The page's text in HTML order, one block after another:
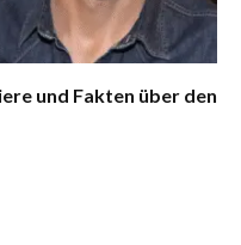
und Fakten über den